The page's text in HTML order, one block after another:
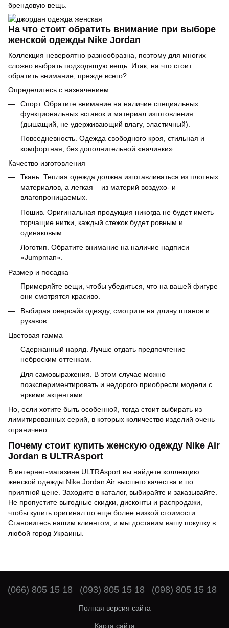
брендовую вещь.
На что стоит обратить внимание при выборе
женской одежды Nike Jordan
Коллекция невероятно разнообразна, поэтому для многих
сложно выбрать подходящую вещь. Итак, на что стоит
обратить внимание, прежде всего?
Определитесь с назначением
Спорт. Обратите внимание на наличие специальных
функциональных вставок и материал изготовления
(дышащий, не удерживающий влагу, эластичный).
Повседневность. Одежда свободного кроя, стильная и
комфортная, без дополнительной «начинки».
Качество изготовления
Ткань. Теплая одежда должна изготавливаться из плотных
материалов, а легкая – из материй воздухо- и
влагопроницаемых.
Пошив. Оригинальная продукция никогда не будет иметь
торчащие нитки, каждый стежок будет ровным и
одинаковым.
Логотип. Обратите внимание на наличие надписи
«Jumpman».
Размер и посадка
Примеряйте вещи, чтобы убедиться, что на вашей фигуре
они смотрятся красиво.
Выбирая оверсайз одежду, смотрите на длину штанов и
рукавов.
Цветовая гамма
Сдержанный наряд. Лучше отдать предпочтение
неброским оттенкам.
Для самовыражения. В этом случае можно
поэкспериментировать и недорого приобрести модели с
яркими акцентами.
Но, если хотите быть особенной, тогда стоит выбирать из
лимитированных серий, в которых количество изделий очень
ограничено.
Почему стоит купить женскую одежду Nike Air
Jordan в ULTRAsport
В интернет-магазине ULTRAsport вы найдете коллекцию
женской одежды Nike Jordan Air высшего качества и по
приятной цене. Заходите в каталог, выбирайте и заказывайте.
Не пропустите выгодные скидки, дисконты и распродажи,
чтобы купить оригинал по еще более низкой стоимости.
Становитесь нашим клиентом, и мы доставим вашу покупку в
любой город Украины.
(066) 805 15 18 (093) 805 15 18 (098) 805 15 18
Полная версия сайта
Карта сайта